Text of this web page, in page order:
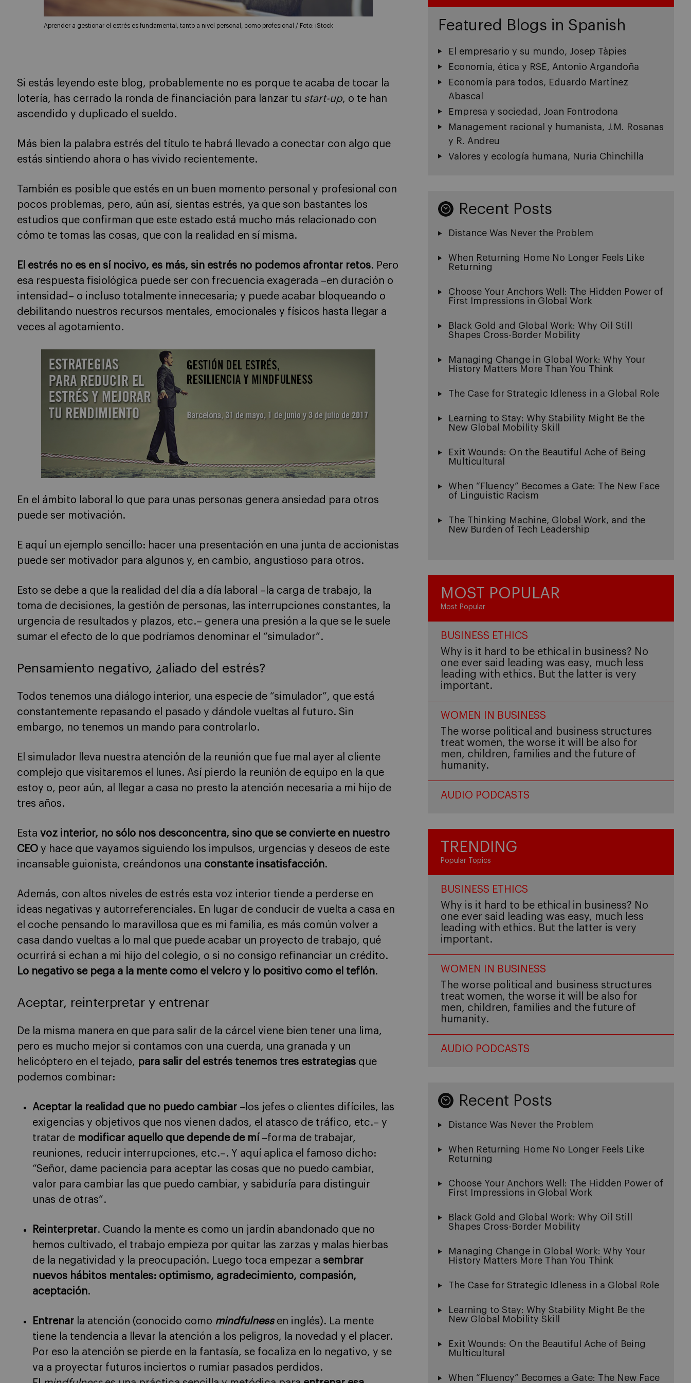
Aprender a gestionar el estrés es fundamental, tanto a nivel personal, como profesional / Foto: iStock
Si estás leyendo este blog, probablemente no es porque te acaba de tocar la
lotería, has cerrado la ronda de financiación para lanzar tu start-up, o te han
ascendido y duplicado el sueldo.
Más bien la palabra estrés del título te habrá llevado a conectar con algo que
estás sintiendo ahora o has vivido recientemente.
También es posible que estés en un buen momento personal y profesional con
pocos problemas, pero, aún así, sientas estrés, ya que son bastantes los
estudios que confirman que este estado está mucho más relacionado con
cómo te tomas las cosas, que con la realidad en sí misma.
El estrés no es en sí nocivo, es más, sin estrés no podemos afrontar retos. Pero
esa respuesta fisiológica puede ser con frecuencia exagerada –en duración o
intensidad– o incluso totalmente innecesaria; y puede acabar bloqueando o
debilitando nuestros recursos mentales, emocionales y físicos hasta llegar a
veces al agotamiento.
En el ámbito laboral lo que para unas personas genera ansiedad para otros
puede ser motivación.
E aquí un ejemplo sencillo: hacer una presentación en una junta de accionistas
puede ser motivador para algunos y, en cambio, angustioso para otros.
Esto se debe a que la realidad del día a día laboral –la carga de trabajo, la
toma de decisiones, la gestión de personas, las interrupciones constantes, la
urgencia de resultados y plazos, etc.– genera una presión a la que se le suele
sumar el efecto de lo que podríamos denominar el “simulador”.
Pensamiento negativo, ¿aliado del estrés?
Todos tenemos una diálogo interior, una especie de “simulador”, que está
constantemente repasando el pasado y dándole vueltas al futuro. Sin
embargo, no tenemos un mando para controlarlo.
El simulador lleva nuestra atención de la reunión que fue mal ayer al cliente
complejo que visitaremos el lunes. Así pierdo la reunión de equipo en la que
estoy o, peor aún, al llegar a casa no presto la atención necesaria a mi hijo de
tres años.
Esta voz interior, no sólo nos desconcentra, sino que se convierte en nuestro
CEO y hace que vayamos siguiendo los impulsos, urgencias y deseos de este
incansable guionista, creándonos una constante insatisfacción.
Además, con altos niveles de estrés esta voz interior tiende a perderse en
ideas negativas y autorreferenciales. En lugar de conducir de vuelta a casa en
el coche pensando lo maravillosa que es mi familia, es más común volver a
casa dando vueltas a lo mal que puede acabar un proyecto de trabajo, qué
ocurrirá si echan a mi hijo del colegio, o si no consigo refinanciar un crédito.
Lo negativo se pega a la mente como el velcro y lo positivo como el teflón.
Aceptar, reinterpretar y entrenar
De la misma manera en que para salir de la cárcel viene bien tener una lima,
pero es mucho mejor si contamos con una cuerda, una granada y un
helicóptero en el tejado, para salir del estrés tenemos tres estrategias que
podemos combinar:
Aceptar la realidad que no puedo cambiar –los jefes o clientes difíciles, las
exigencias y objetivos que nos vienen dados, el atasco de tráfico, etc.– y
tratar de modificar aquello que depende de mí –forma de trabajar,
reuniones, reducir interrupciones, etc.–. Y aquí aplica el famoso dicho:
“Señor, dame paciencia para aceptar las cosas que no puedo cambiar,
valor para cambiar las que puedo cambiar, y sabiduría para distinguir
unas de otras”.
Reinterpretar. Cuando la mente es como un jardín abandonado que no
hemos cultivado, el trabajo empieza por quitar las zarzas y malas hierbas
de la negatividad y la preocupación. Luego toca empezar a sembrar
nuevos hábitos mentales: optimismo, agradecimiento, compasión,
aceptación.
Entrenar la atención (conocido como mindfulnessen inglés). La mente
tiene la tendencia a llevar la atención a los peligros, la novedad y el placer.
Por eso la atención se pierde en la fantasía, se focaliza en lo negativo, y se
va a proyectar futuros inciertos o rumiar pasados perdidos.
Featured Blogs in Spanish
El empresario y su mundo, Josep Tàpies
Economía, ética y RSE, Antonio Argandoña
Economía para todos, Eduardo Martínez
Abascal
Empresa y sociedad, Joan Fontrodona
Management racional y humanista, J.M. Rosanas
y R. Andreu
Valores y ecología humana, Nuria Chinchilla
Recent Posts
Distance Was Never the Problem
When Returning Home No Longer Feels Like
Returning
Choose Your Anchors Well: The Hidden Power of
First Impressions in Global Work
Black Gold and Global Work: Why Oil Still
Shapes Cross-Border Mobility
Managing Change in Global Work: Why Your
History Matters More Than You Think
The Case for Strategic Idleness in a Global Role
Learning to Stay: Why Stability Might Be the
New Global Mobility Skill
Exit Wounds: On the Beautiful Ache of Being
Multicultural
When “Fluency” Becomes a Gate: The New Face
of Linguistic Racism
The Thinking Machine, Global Work, and the
New Burden of Tech Leadership
MOST POPULAR
Most Popular
BUSINESS ETHICS
Why is it hard to be ethical in business? No
one ever said leading was easy, much less
leading with ethics. But the latter is very
important.
WOMEN IN BUSINESS
The worse political and business structures
treat women, the worse it will be also for
men, children, families and the future of
humanity.
AUDIO PODCASTS
TRENDING
Popular Topics
BUSINESS ETHICS
Why is it hard to be ethical in business? No
one ever said leading was easy, much less
leading with ethics. But the latter is very
important.
WOMEN IN BUSINESS
The worse political and business structures
treat women, the worse it will be also for
men, children, families and the future of
humanity.
AUDIO PODCASTS
Recent Posts
Distance Was Never the Problem
When Returning Home No Longer Feels Like
Returning
Choose Your Anchors Well: The Hidden Power of
First Impressions in Global Work
Black Gold and Global Work: Why Oil Still
Shapes Cross-Border Mobility
Managing Change in Global Work: Why Your
History Matters More Than You Think
The Case for Strategic Idleness in a Global Role
Learning to Stay: Why Stability Might Be the
New Global Mobility Skill
Exit Wounds: On the Beautiful Ache of Being
Multicultural
When “Fluency” Becomes a Gate: The New Face